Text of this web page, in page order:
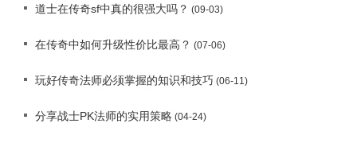
道士在传奇sf中真的很强大吗？ (09-03)
在传奇中如何升级性价比最高？ (07-06)
玩好传奇法师必须掌握的知识和技巧 (06-11)
分享战士PK法师的实用策略 (04-24)